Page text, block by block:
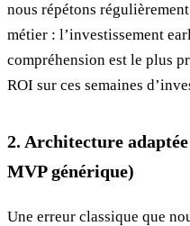
nous répétons
métier : l’investissement
compréhension est le plus
ROI sur ces semaines
2. Architecture
MVP générique)
Une erreur classique que